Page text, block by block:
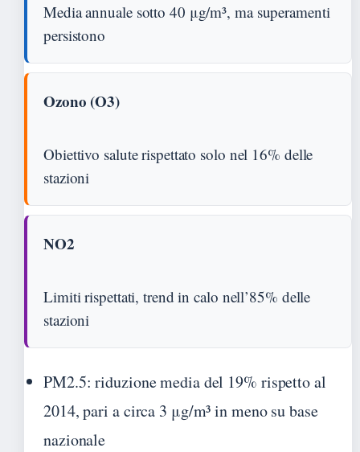
Media annuale sotto 40 μg/m³, ma superamenti
persistono
Ozono (O3)
Obiettivo salute rispettato solo nel 16% delle
stazioni
NO2
Limiti rispettati, trend in calo nell’85% delle
stazioni
PM2.5: riduzione media del 19% rispetto al
2014, pari a circa 3 μg/m³ in meno su base
nazionale